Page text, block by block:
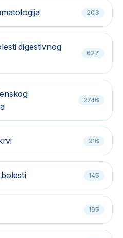
203
digestivnog
627
2746
316
145
195